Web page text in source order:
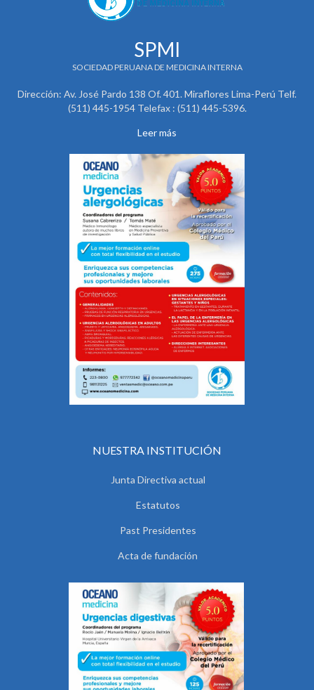
SPMI
SOCIEDAD PERUANA DE MEDICINA INTERNA
Dirección: Av. José Pardo 138 Of. 401. Miraflores Lima-Perú Telf.
(511) 445-1954 Telefax : (511) 445-5396.
Leer más
NUESTRA INSTITUCIÓN
Junta Directiva actual
Estatutos
Past Presidentes
Acta de fundación